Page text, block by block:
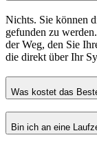
Nichts. Sie können
gefunden zu
der Weg, den Sie
die direkt über Ihr
Was kostet das
Bin ich an eine